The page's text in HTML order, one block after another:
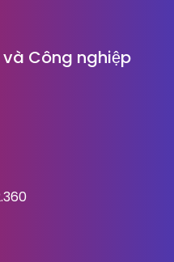
Công nghiệp